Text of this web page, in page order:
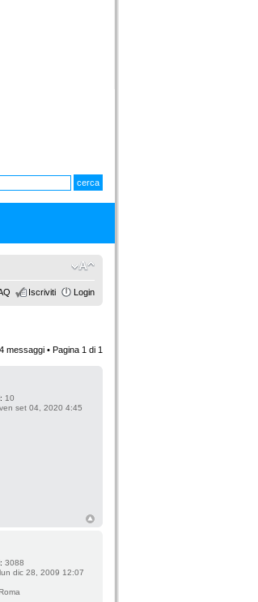
Iscriviti Login
4 messaggi • Pagina 1 di 1
10
ven set 04, 2020 4:45
3088
lun dic 28, 2009 12:07